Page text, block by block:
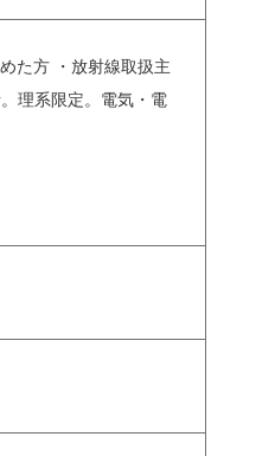
た方 ・放射線取扱主
理系限定。電気・電